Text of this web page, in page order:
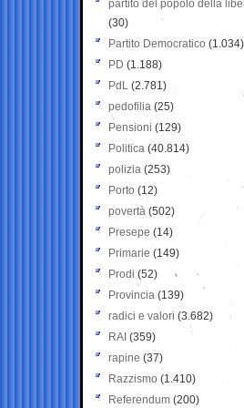
partito del popolo della
(30)
Partito Democratico (1.034)
PD (1.188)
PdL (2.781)
pedofilia (25)
Pensioni (129)
Politica (40.814)
polizia (253)
Porto (12)
povertà (502)
Presepe (14)
Primarie (149)
Prodi (52)
Provincia (139)
radici e valori (3.682)
RAI (359)
rapine (37)
Razzismo (1.410)
Referendum (200)